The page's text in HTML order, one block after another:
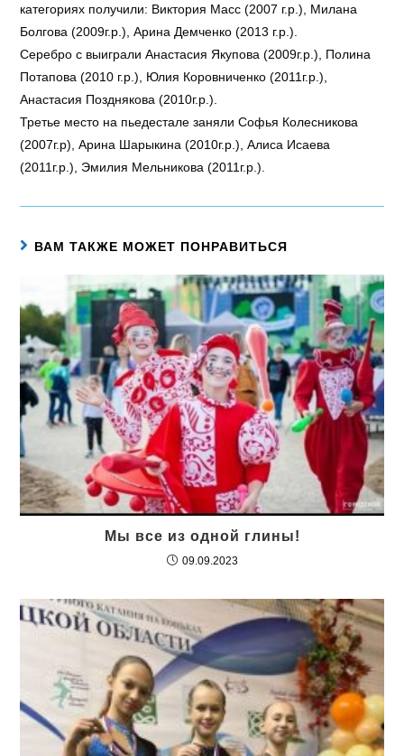
категориях получили: Виктория Масс (2007 г.р.), Милана
Болгова (2009г.р.), Арина Демченко (2013 г.р.).
Серебро с выиграли Анастасия Якупова (2009г.р.), Полина
Потапова (2010 г.р.), Юлия Коровниченко (2011г.р.),
Анастасия Позднякова (2010г.р.).
Третье место на пьедестале заняли Софья Колесникова
(2007г.р), Арина Шарыкина (2010г.р.), Алиса Исаева
(2011г.р.), Эмилия Мельникова (2011г.р.).
ВАМ ТАКЖЕ МОЖЕТ ПОНРАВИТЬСЯ
Мы все из одной глины!
09.09.2023